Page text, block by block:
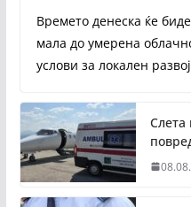
Времето денеска ќе
мала до умерена
услови за локален развој
Слета